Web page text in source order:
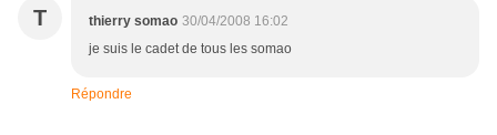
T thierry somao 30/04/2008 16:02
je suis le cadet de tous les somao
Répondre